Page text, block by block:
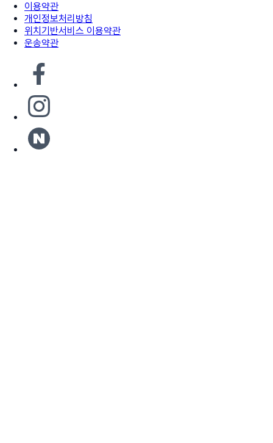
이용약관
개인정보처리방침
위치기반서비스 이용약관
운송약관